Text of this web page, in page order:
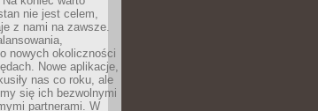
nie jest celem,
z nami na zawsze.
nowych okoliczności
Nowe aplikacje,
nas co roku, ale
się ich bezwolnymi
partnerami. W